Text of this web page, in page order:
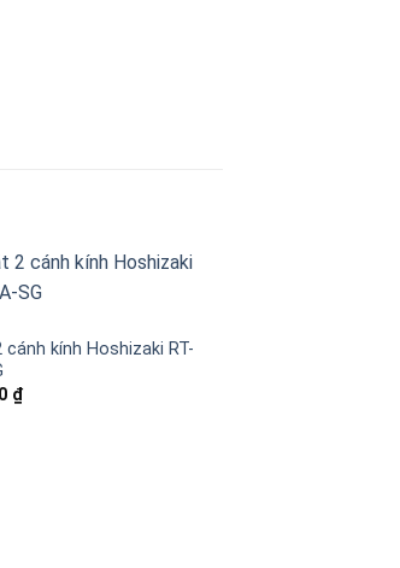
cánh kính Hoshizaki RT-
₫